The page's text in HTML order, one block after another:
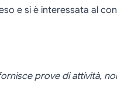
e si è interessata al
prove di attività,